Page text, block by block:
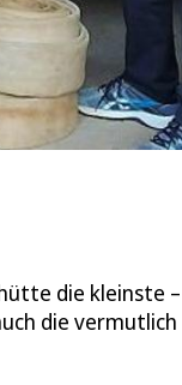
die kleinste –
die vermutlich